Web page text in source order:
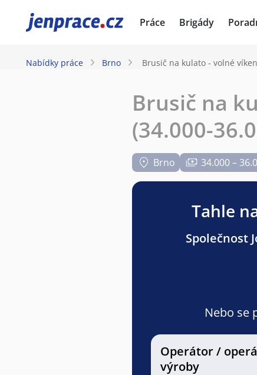
JenPráce.cz Práce Brigády
Nabídky práce Brno Brusič na kulato - volné
Brusič na
(34.000-
Brno 34.000 –
Tahle
Společnost
Nebo se
Operátor /
výroby